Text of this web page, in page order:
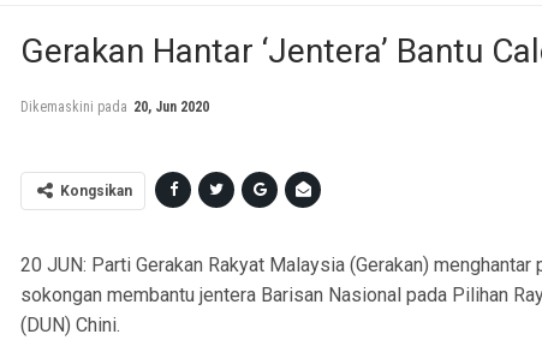
Gerakan Hantar ‘Jentera’ Bantu
Dikemaskini pada 20, Jun 2020
Kongsikan
20 JUN: Parti Gerakan Rakyat Malaysia (Gerakan)
sokongan membantu jentera Barisan Nasional pada Pilihan
(DUN) Chini.